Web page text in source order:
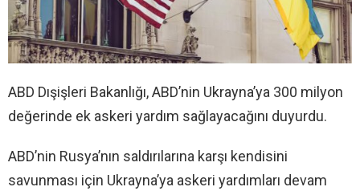
ABD Dışişleri Bakanlığı, ABD’nin Ukrayna’ya 300 milyon
değerinde ek askeri yardım sağlayacağını duyurdu.
ABD’nin Rusya’nın saldırılarına karşı kendisini
savunması için Ukrayna’ya askeri yardımları devam